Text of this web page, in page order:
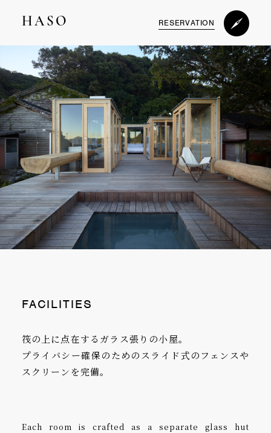
HASO RESERVATION
FACILITIES
筏の上に点在するガラス張りの小屋。
プライバシー確保のためのスライド式のフェンスや
スクリーンを完備。
Each room is crafted as a separate glass hut